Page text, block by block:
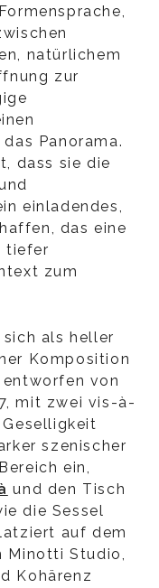
natürlichem
zur
Panorama.
dass sie die
einladendes,
das eine
tiefer
zum
als heller
Komposition
entworfen von
mit zwei vis-à-
szenischer
ein,
und den Tisch
die Sessel
auf dem
Minotti Studio,
Kohärenz